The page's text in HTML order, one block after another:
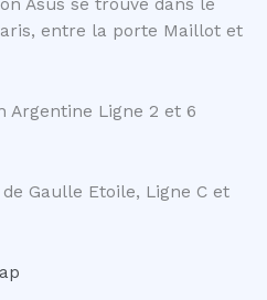
Asus se trouve dans le
entre la porte Maillot et
Argentine Ligne 2 et 6
Gaulle Etoile, Ligne C et